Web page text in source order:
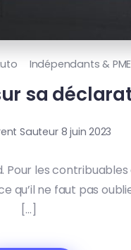
Indépendants & PME
sa
Sauteur 8 juin 2023
Pour les
ne faut pas
[…]